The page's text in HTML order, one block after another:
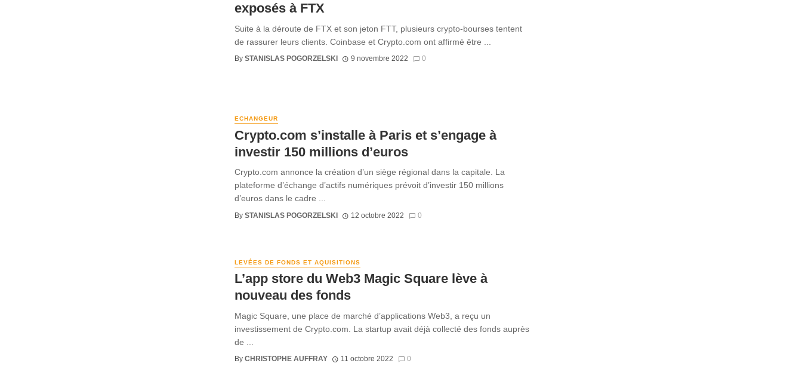
exposés à FTX
Suite à la déroute de FTX et son jeton FTT, plusieurs crypto-bourses tentent
de rassurer leurs clients. Coinbase et Crypto.com ont affirmé être ...
By STANISLAS POGORZELSKI 9 novembre 2022 0
ECHANGEUR
Crypto.com s’installe à Paris et s’engage à
investir 150 millions d’euros
Crypto.com annonce la création d’un siège régional dans la capitale. La
plateforme d’échange d’actifs numériques prévoit d’investir 150 millions
d’euros dans le cadre ...
By STANISLAS POGORZELSKI 12 octobre 2022 0
LEVÉES DE FONDS ET AQUISITIONS
L’app store du Web3 Magic Square lève à
nouveau des fonds
Magic Square, une place de marché d’applications Web3, a reçu un
investissement de Crypto.com. La startup avait déjà collecté des fonds auprès
de ...
By CHRISTOPHE AUFFRAY 11 octobre 2022 0